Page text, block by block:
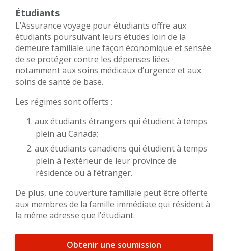
Étudiants
L’Assurance voyage pour étudiants offre aux
étudiants poursuivant leurs études loin de la
demeure familiale une façon économique et sensée
de se protéger contre les dépenses liées
notamment aux soins médicaux d’urgence et aux
soins de santé de base.
Les régimes sont offerts :
aux étudiants étrangers qui étudient à temps
plein au Canada;
aux étudiants canadiens qui étudient à temps
plein à l’extérieur de leur province de
résidence ou à l’étranger.
De plus, une couverture familiale peut être offerte
aux membres de la famille immédiate qui résident à
la même adresse que l’étudiant.
Obtenir une soumission